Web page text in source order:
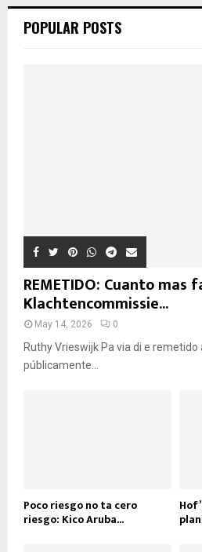
POPULAR POSTS
REMETIDO: Cuanto
Klachtencommissie...
May 14, 2026 0
Ruthy Vrieswijk Pa via di e
públicamente...
Poco riesgo no ta cero
riesgo: Kico Aruba...